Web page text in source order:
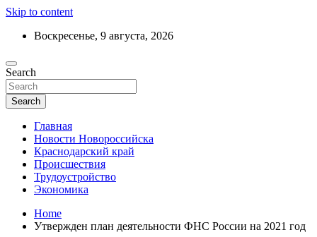
Skip to content
Воскресенье, 9 августа, 2026
Актуальные новости Новороссийска и
Краснодарского края
Ежедневный дайджест событий региона
Search
Search
Главная
Новости Новороссийска
Краснодарский край
Происшествия
Трудоустройство
Экономика
Home
Утвержден план деятельности ФНС России на 2021 год